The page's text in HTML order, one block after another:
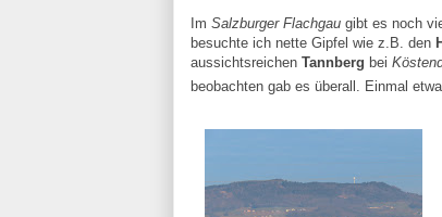
Im Salzburger Flachgau gibt es noch
besuchte ich nette Gipfel wie z.B. den
aussichtsreichen Tannberg bei
beobachten gab es überall. Einmal